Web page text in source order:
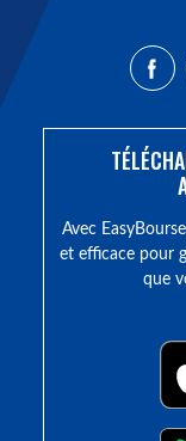
Avec
et efficace pour
que